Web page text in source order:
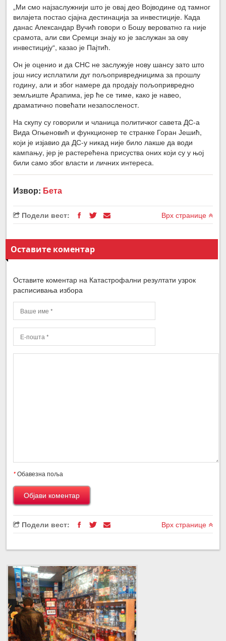
„Ми смо најзаслужнији што је овај део Војводине од тамног
вилајета постао сјајна дестинација за инвестиције. Када
данас Александар Вучић говори о Бошу вероватно га није
срамота, али сви Сремци знају ко је заслужан за ову
инвестицију“, казао је Пајтић.
Он је оценио и да СНС не заслужује нову шансу зато што
још нису исплатили дуг пољопривредницима за прошлу
годину, али и због намере да продају пољопривредно
земљиште Арапима, јер ће се тиме, како је навео,
драматично повећати незапосленост.
На скупу су говорили и чланица политичког савета ДС-а
Вида Огњеновић и функционер те странке Горан Јешић,
који је изјавио да ДС-у никад није било лакше да води
кампању, јер је растерећена присуства оних који су у њој
били само због власти и личних интереса.
Извор: Бета
Подели вест: Врх странице
Оставите коментар
Оставите коментар на Катастрофални резултати узрок
расписивања избора
*Обавезна поља
Подели вест: Врх странице